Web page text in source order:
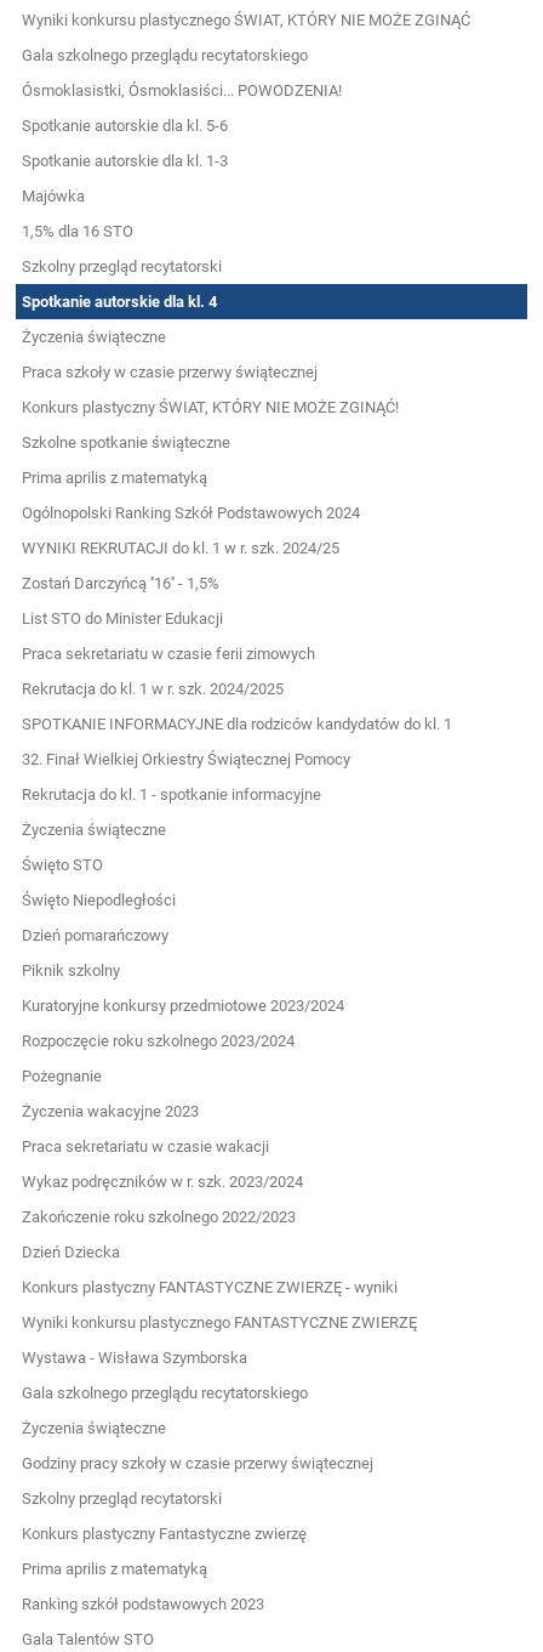
Wyniki konkursu plastycznego ŚWIAT, KTÓRY NIE MOŻE ZGINĄĆ
Gala szkolnego przeglądu recytatorskiego
Ósmoklasistki, Ósmoklasiści... POWODZENIA!
Spotkanie autorskie dla kl. 5-6
Spotkanie autorskie dla kl. 1-3
Majówka
1,5% dla 16 STO
Szkolny przegląd recytatorski
Spotkanie autorskie dla kl. 4
Życzenia świąteczne
Praca szkoły w czasie przerwy świątecznej
Konkurs plastyczny ŚWIAT, KTÓRY NIE MOŻE ZGINĄĆ!
Szkolne spotkanie świąteczne
Prima aprilis z matematyką
Ogólnopolski Ranking Szkół Podstawowych 2024
WYNIKI REKRUTACJI do kl. 1 w r. szk. 2024/25
Zostań Darczyńcą ''16'' - 1,5%
List STO do Minister Edukacji
Praca sekretariatu w czasie ferii zimowych
Rekrutacja do kl. 1 w r. szk. 2024/2025
SPOTKANIE INFORMACYJNE dla rodziców kandydatów do kl. 1
32. Finał Wielkiej Orkiestry Świątecznej Pomocy
Rekrutacja do kl. 1 - spotkanie informacyjne
Życzenia świąteczne
Święto STO
Święto Niepodległości
Dzień pomarańczowy
Piknik szkolny
Kuratoryjne konkursy przedmiotowe 2023/2024
Rozpoczęcie roku szkolnego 2023/2024
Pożegnanie
Życzenia wakacyjne 2023
Praca sekretariatu w czasie wakacji
Wykaz podręczników w r. szk. 2023/2024
Zakończenie roku szkolnego 2022/2023
Dzień Dziecka
Konkurs plastyczny FANTASTYCZNE ZWIERZĘ - wyniki
Wyniki konkursu plastycznego FANTASTYCZNE ZWIERZĘ
Wystawa - Wisława Szymborska
Gala szkolnego przeglądu recytatorskiego
Życzenia świąteczne
Godziny pracy szkoły w czasie przerwy świątecznej
Szkolny przegląd recytatorski
Konkurs plastyczny Fantastyczne zwierzę
Prima aprilis z matematyką
Ranking szkół podstawowych 2023
Gala Talentów STO